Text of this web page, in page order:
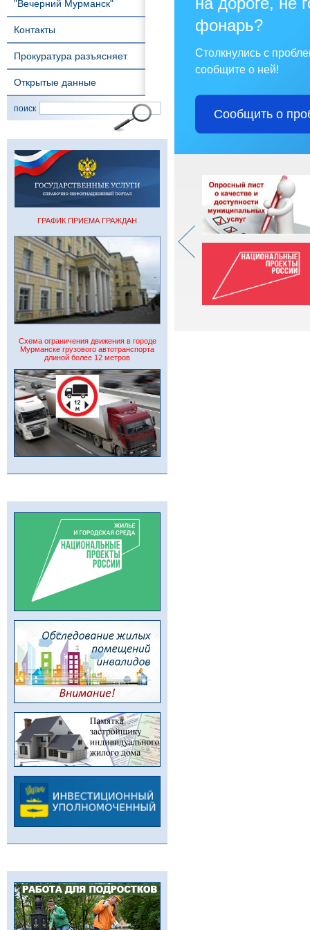
"Вечерний Мурманск"
Контакты
Прокуратура разъясняет
Открытые данные
поиск
ГРАФИК ПРИЕМА ГРАЖДАН
Схема ограничения движения в городе
Мурманске грузового автотранспорта
длиной более 12 метров
фонарь?
Столкнулись с
сообщите о ней!
Сообщить о